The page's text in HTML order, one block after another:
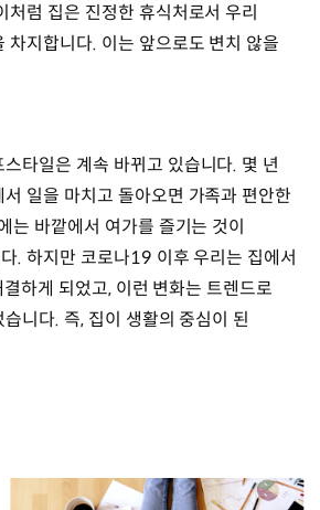
처럼 집은 진정한 휴식처로서 우리
차지합니다. 이는 앞으로도 변치 않을
타일은 계속 바뀌고 있습니다. 몇 년
일을 마치고 돌아오면 가족과 편안한
는 바깥에서 여가를 즐기는 것이
. 하지만 코로나19 이후 우리는 집에서
하게 되었고, 이런 변화는 트렌드로
니다. 즉, 집이 생활의 중심이 된